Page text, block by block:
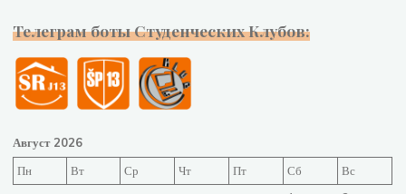
Телеграм боты Студенческих Клубов:
Август 2026
Пн
Вт Ср Чт Пт Сб
Вс